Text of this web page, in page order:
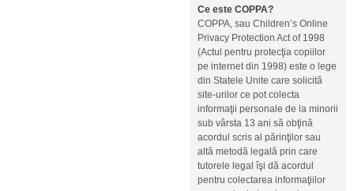
Ce este COPPA?
COPPA, sau Children’s Online
Privacy Protection Act of 1998
(Actul pentru protecţia copiilor
pe internet din 1998) este o lege
din Statele Unite care solicită
site-urilor ce pot colecta
informaţii personale de la minorii
sub vârsta 13 ani să obţină
acordul scris al părinţilor sau
altă metodă legală prin care
tutorele legal îşi dă acordul
pentru colectarea informaţiilor